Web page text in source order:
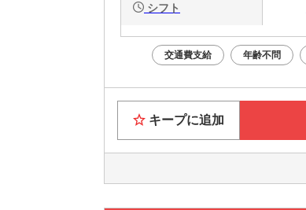
シフト
交通費支給 年齢不問
キープに追加